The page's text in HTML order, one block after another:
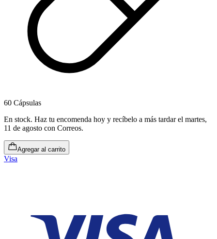
60 Cápsulas
En stock. Haz tu encomenda hoy y recíbelo a más tardar el martes,
11 de agosto con Correos.
Agregar al carrito
Visa